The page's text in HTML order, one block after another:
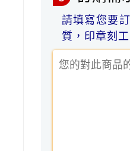
請填寫您要
質，印章刻